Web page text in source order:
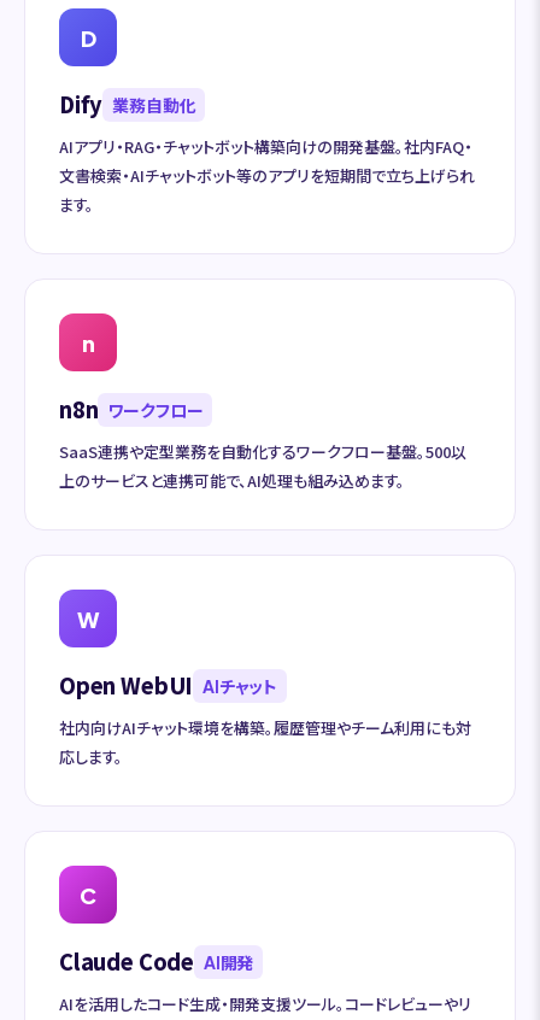
D
Dify 業務自動化
AIアプリ・RAG・チャットボット構築向けの開発基盤。社内FAQ・
文書検索・AIチャットボット等のアプリを短期間で立ち上げられ
ます。
n
n8n ワークフロー
SaaS連携や定型業務を自動化するワークフロー基盤。500以
上のサービスと連携可能で、AI処理も組み込めます。
W
Open WebUI AIチャット
社内向けAIチャット環境を構築。履歴管理やチーム利用にも対
応します。
C
Claude Code AI開発
AIを活用したコード生成・開発支援ツール。コードレビューやリ